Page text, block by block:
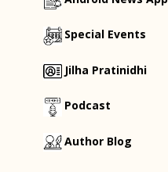
Special Events
Jilha Pratinidhi
Podcast
Author Blog